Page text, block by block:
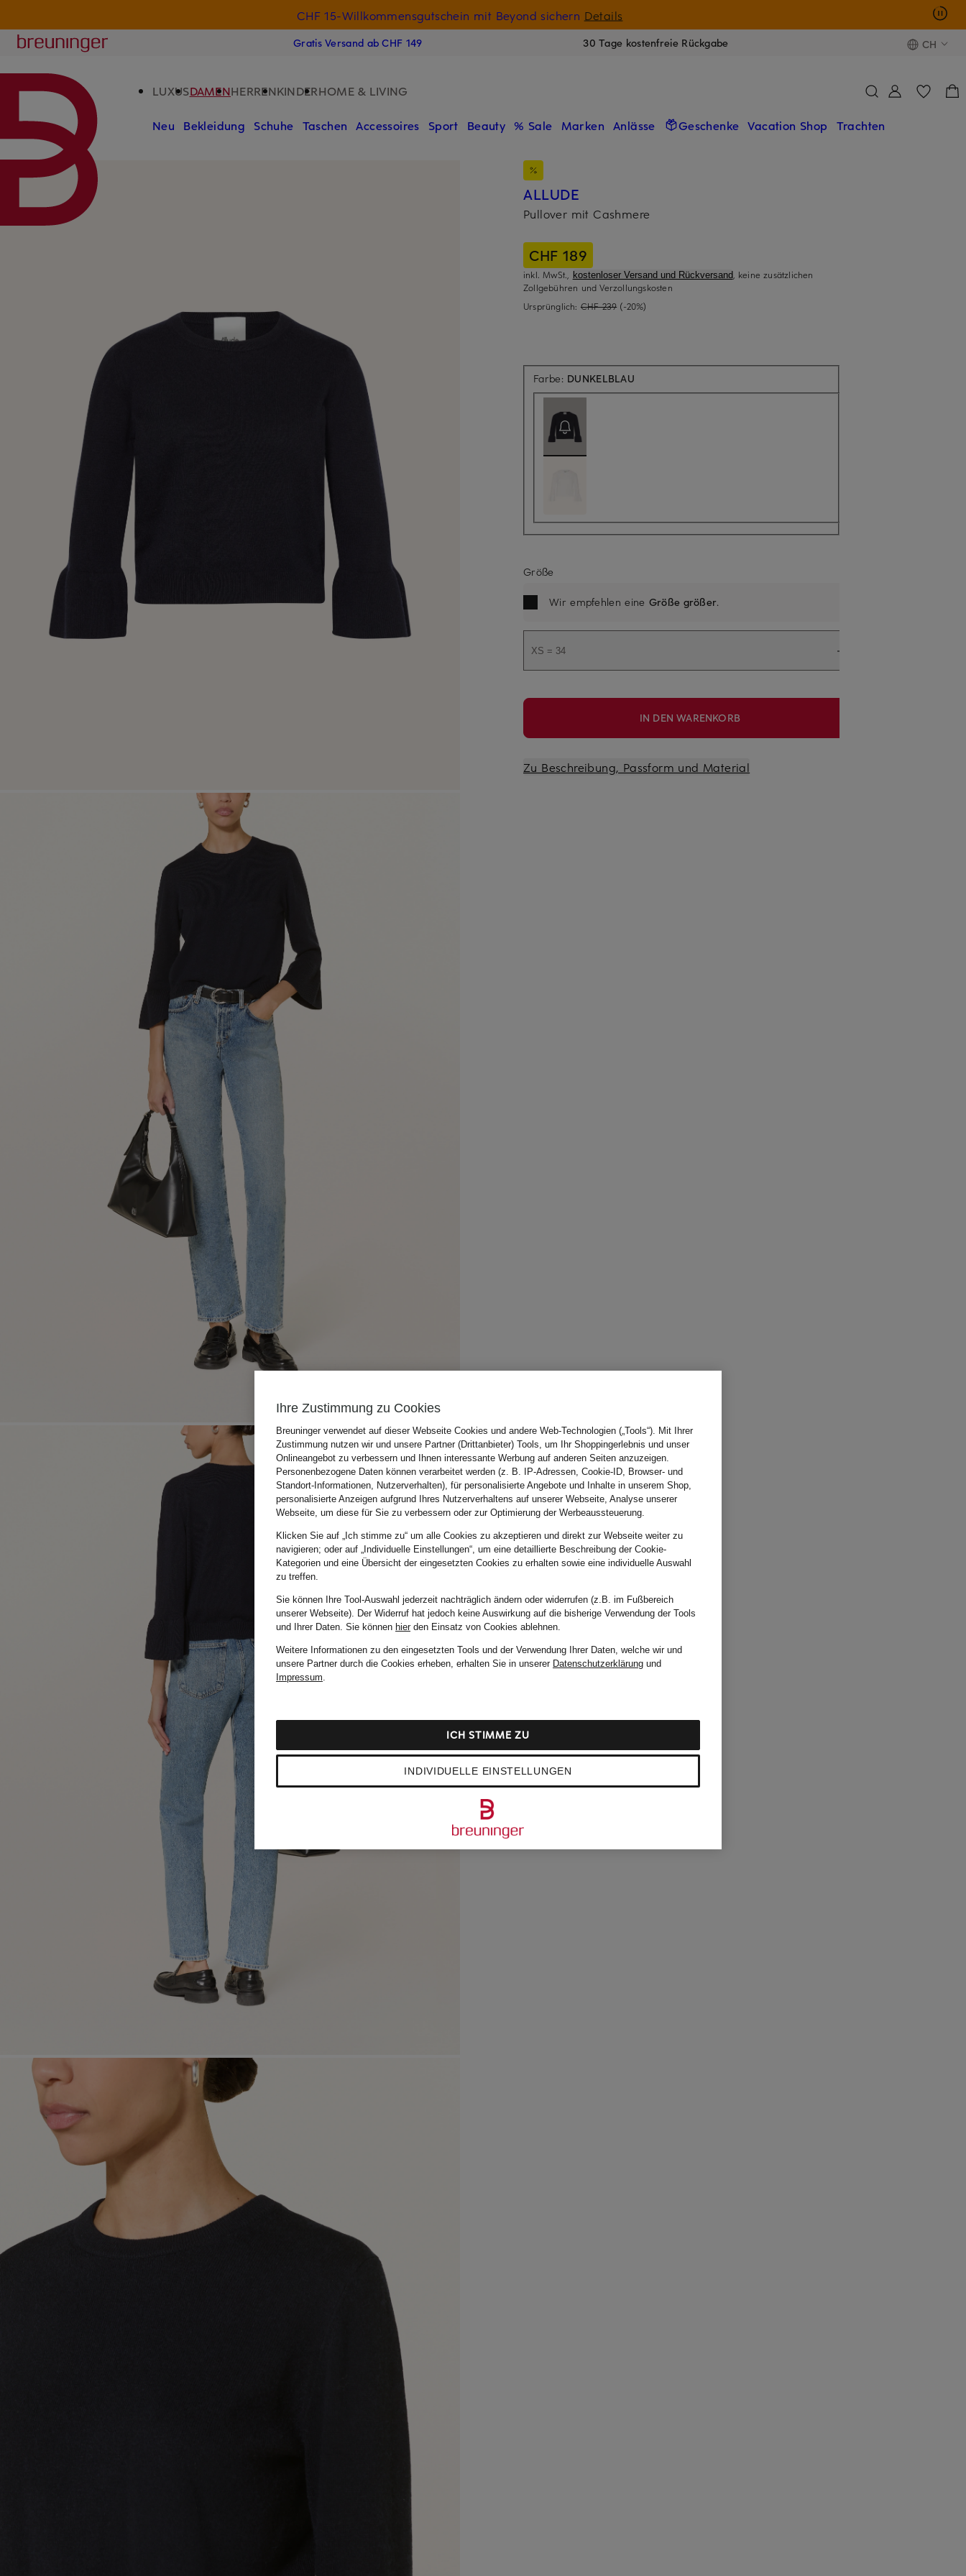
CHF 15-Willkommensgutschein mit Beyond sichern Details
Breuninger
Gratis Versand ab CHF 149 30 Tage kostenfreie Rückgabe CH
LUXUSDAMENHERRENKINDERHOME & LIVING
Neu Bekleidung Schuhe Taschen Accessoires Sport Beauty % Sale Marken Anlässe Geschenke Vacation Shop Trachten
ALLUDE
Pullover mit Cashmere
CHF 189
inkl. MwSt., kostenloser Versand und Rückversand, keine zusätzlichen
Zollgebühren und Verzollungskosten
Ursprünglich: CHF 239 (-20%)
Farbe: DUNKELBLAU
Größe
Wir empfehlen eine Größe größer.
XS = 34
IN DEN WARENKORB
Zu Beschreibung, Passform und Material
Ihre Zustimmung zu Cookies
Breuninger verwendet auf dieser Webseite Cookies und andere Web-Technologien („Tools“). Mit Ihrer
Zustimmung nutzen wir und unsere Partner (Drittanbieter) Tools, um Ihr Shoppingerlebnis und unser
Onlineangebot zu verbessern und Ihnen interessante Werbung auf anderen Seiten anzuzeigen.
Personenbezogene Daten können verarbeitet werden (z. B. IP-Adressen, Cookie-ID, Browser- und
Standort-Informationen, Nutzerverhalten), für personalisierte Angebote und Inhalte in unserem Shop,
personalisierte Anzeigen aufgrund Ihres Nutzerverhaltens auf unserer Webseite, Analyse unserer
Webseite, um diese für Sie zu verbessern oder zur Optimierung der Werbeaussteuerung.
Klicken Sie auf „Ich stimme zu“ um alle Cookies zu akzeptieren und direkt zur Webseite weiter zu
navigieren; oder auf „Individuelle Einstellungen“, um eine detaillierte Beschreibung der Cookie-
Kategorien und eine Übersicht der eingesetzten Cookies zu erhalten sowie eine individuelle Auswahl
zu treffen.
Sie können Ihre Tool-Auswahl jederzeit nachträglich ändern oder widerrufen (z.B. im Fußbereich
unserer Webseite). Der Widerruf hat jedoch keine Auswirkung auf die bisherige Verwendung der Tools
und Ihrer Daten. Sie können hierden Einsatz von Cookies ablehnen.
Weitere Informationen zu den eingesetzten Tools und der Verwendung Ihrer Daten, welche wir und
unsere Partner durch die Cookies erheben, erhalten Sie in unserer Datenschutzerklärung und
Impressum.
INDIVIDUELLE EINSTELLUNGEN
ICH STIMME ZU